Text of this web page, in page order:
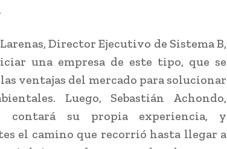
Director Ejecutivo de Sistema B,
una empresa de este tipo, que se
ventajas del mercado para solucionar
Luego, Sebastián Achondo,
contará su propia experiencia, y
el camino que recorrió hasta llegar a